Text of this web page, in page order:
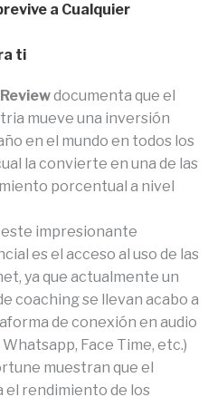
a Cualquier
ti
documenta que el
mueve una inversión
en el mundo en todos los
la convierte en una de las
porcentual a nivel
impresionante
es el acceso al uso de las
ya que actualmente un
coaching se llevan acabo a
de conexión en audio
Face Time, etc.)
muestran que el
rendimiento de los